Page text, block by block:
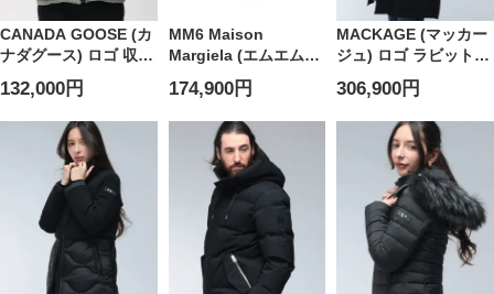
CANADA GOOSE (カ
ナダグース) ロゴ 収納
フード フルジップ ダ
ウン ジャケット ブラ
ックレーベル LODGE
HOODY ロッジフーデ
ィ CG5078MB メンズ
132,000円
MM6 Maison
Margiela (エムエムシ
ックス メゾン マルジ
ェラ)
MM6×SALOMON サ
ロモン コラボ フルジ
ップ ダウンブルゾン
MM6AM0067M35594
メンズ
174,900円
MACKAGE (マッカー
ジュ) ロゴ ラビットフ
ァー フルジップ ダウ
ンコート MORITZX モ
リッツ
MKGMORITZX5 メン
306,900円